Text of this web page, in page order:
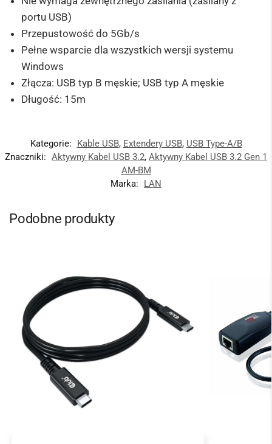
portu USB)
Przepustowość do 5Gb/s
Pełne wsparcie dla wszystkich wersji systemu
Windows
Złącza: USB typ B męskie; USB typ A męskie
Długość: 15m
Kategorie: Kable USB, Extendery USB, USB Type-A/B
Znaczniki: Aktywny Kabel USB 3.2, Aktywny Kabel USB 3.2 Gen 1
AM-BM
Marka:
LAN
Podobne produkty